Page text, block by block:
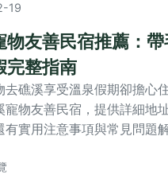
19
物友善民宿推薦：
完整指南
去礁溪享受溫泉假期卻擔心
寵物友善民宿，提供詳細地
有實用注意事項與常見問題